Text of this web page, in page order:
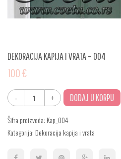
DEKORACIJA KAPIJA I VRATA – 004
100€
DODAJ U KORPU
Šifra proizvoda: Kap_004
Kategorija: Dekoracija kapija i vrata